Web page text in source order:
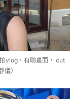
vlog，有啲畫面， cut
）